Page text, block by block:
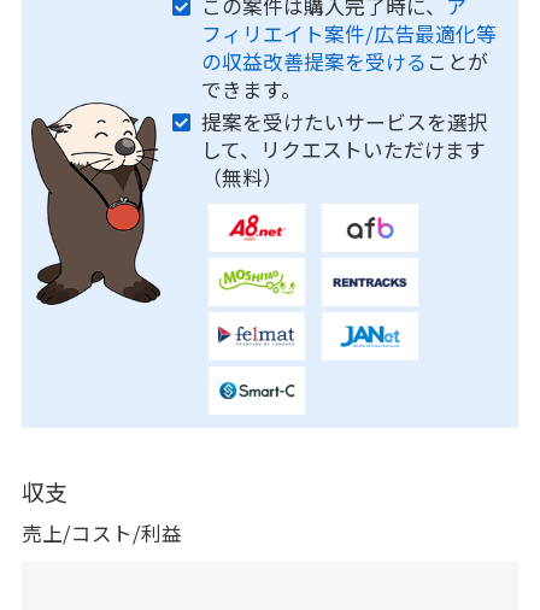
フィリエイト案件/広告最適化等
の収益改善提案を受ける ことが
できます。
提案を受けたいサービスを選択
して、リクエストいただけます
（無料）
収支
売上/コスト/利益